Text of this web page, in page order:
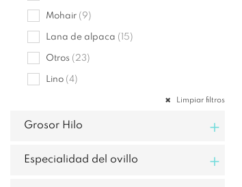
Mohair (9)
Lana de alpaca (15)
Otros (23)
Lino (4)
Limpiar filtros
Grosor Hilo +
Especialidad del ovillo +